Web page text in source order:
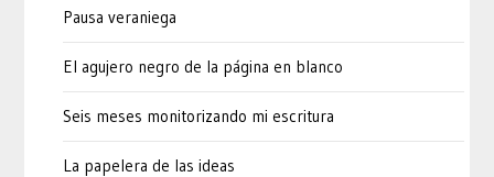
Pausa veraniega
El agujero negro de la página en blanco
Seis meses monitorizando mi escritura
La papelera de las ideas